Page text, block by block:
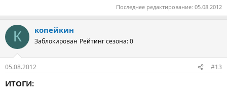
Последнее редактирование: 05.08.2012
К копейкин
Заблокирован Рейтинг сезона: 0
05.08.2012 #13
ИТОГИ: